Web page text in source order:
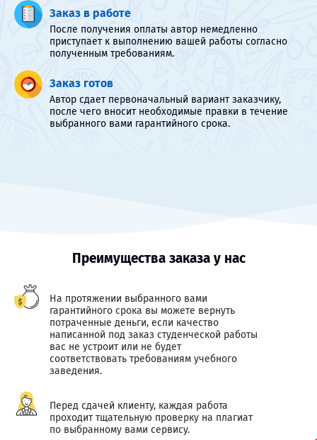
Заказ в работе
После получения оплаты автор немедленно
приступает к выполнению вашей работы согласно
полученным требованиям.
Заказ готов
Автор сдает первоначальный вариант заказчику,
после чего вносит необходимые правки в течение
выбранного вами гарантийного срока.
Преимущества заказа у нас
На протяжении выбранного вами
гарантийного срока вы можете вернуть
потраченные деньги, если качество
написанной под заказ студенческой работы
вас не устроит или не будет
соответствовать требованиям учебного
заведения.
Перед сдачей клиенту, каждая работа
проходит тщательную проверку на плагиат
по выбранному вами сервису.